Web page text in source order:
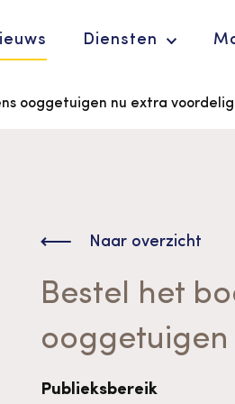
Diensten
Advies en
ondersteuning
ooggetuigen nu extra voordelig
Bestel het
Publieksbereik
Naar overzicht